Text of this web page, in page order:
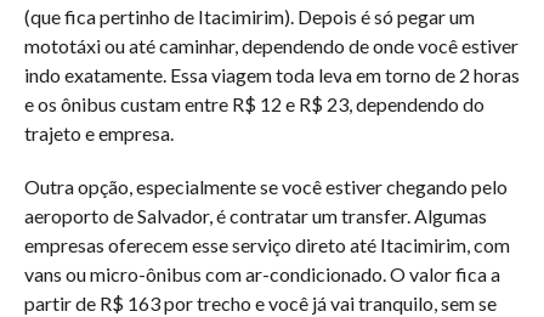
(que fica pertinho de Itacimirim). Depois é só pegar um
mototáxi ou até caminhar, dependendo de onde você estiver
indo exatamente. Essa viagem toda leva em torno de 2 horas
e os ônibus custam entre R$ 12 e R$ 23, dependendo do
trajeto e empresa.
Outra opção, especialmente se você estiver chegando pelo
aeroporto de Salvador, é contratar um transfer. Algumas
empresas oferecem esse serviço direto até Itacimirim, com
vans ou micro-ônibus com ar-condicionado. O valor fica a
partir de R$ 163 por trecho e você já vai tranquilo, sem se